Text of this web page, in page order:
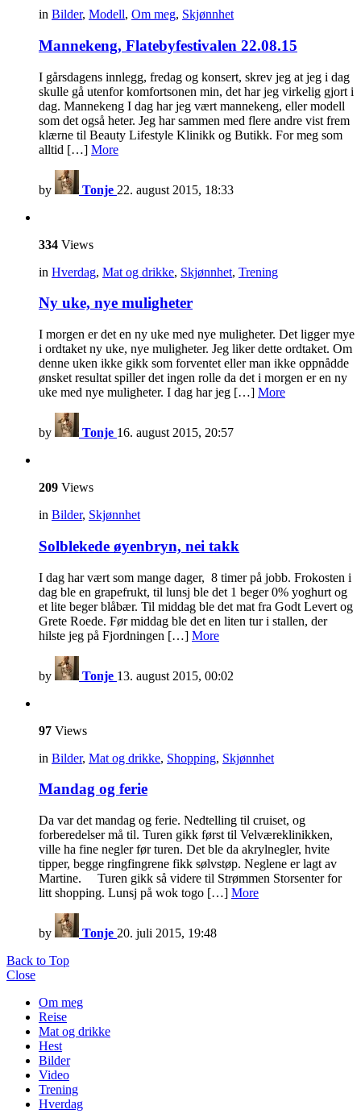
in Bilder, Modell, Om meg, Skjønnhet
Mannekeng, Flatebyfestivalen 22.08.15
I gårsdagens innlegg, fredag og konsert, skrev jeg at jeg i dag
skulle gå utenfor komfortsonen min, det har jeg virkelig gjort i
dag. Mannekeng I dag har jeg vært mannekeng, eller modell
som det også heter. Jeg har sammen med flere andre vist frem
klærne til Beauty Lifestyle Klinikk og Butikk. For meg som
alltid […] More
by Tonje 22. august 2015, 18:33
334 Views
in Hverdag, Mat og drikke, Skjønnhet, Trening
Ny uke, nye muligheter
I morgen er det en ny uke med nye muligheter. Det ligger mye
i ordtaket ny uke, nye muligheter. Jeg liker dette ordtaket. Om
denne uken ikke gikk som forventet eller man ikke oppnådde
ønsket resultat spiller det ingen rolle da det i morgen er en ny
uke med nye muligheter. I dag har jeg […] More
by Tonje 16. august 2015, 20:57
209 Views
in Bilder, Skjønnhet
Solblekede øyenbryn, nei takk
I dag har vært som mange dager, 8 timer på jobb. Frokosten i
dag ble en grapefrukt, til lunsj ble det 1 beger 0% yoghurt og
et lite beger blåbær. Til middag ble det mat fra Godt Levert og
Grete Roede. Før middag ble det en liten tur i stallen, der
hilste jeg på Fjordningen […] More
by Tonje 13. august 2015, 00:02
97 Views
in Bilder, Mat og drikke, Shopping, Skjønnhet
Mandag og ferie
Da var det mandag og ferie. Nedtelling til cruiset, og
forberedelser må til. Turen gikk først til Velværeklinikken,
ville ha fine negler før turen. Det ble da akrylnegler, hvite
tipper, begge ringfingrene fikk sølvstøp. Neglene er lagt av
Martine. Turen gikk så videre til Strømmen Storsenter for
litt shopping. Lunsj på wok togo […] More
by Tonje 20. juli 2015, 19:48
Back to Top
Close
Om meg
Reise
Mat og drikke
Hest
Bilder
Video
Trening
Hverdag